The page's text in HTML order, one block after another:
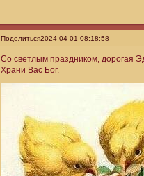
Поделиться2024-04-01 08:18:58
Со светлым праздником, дорогая
Храни Вас Бог.